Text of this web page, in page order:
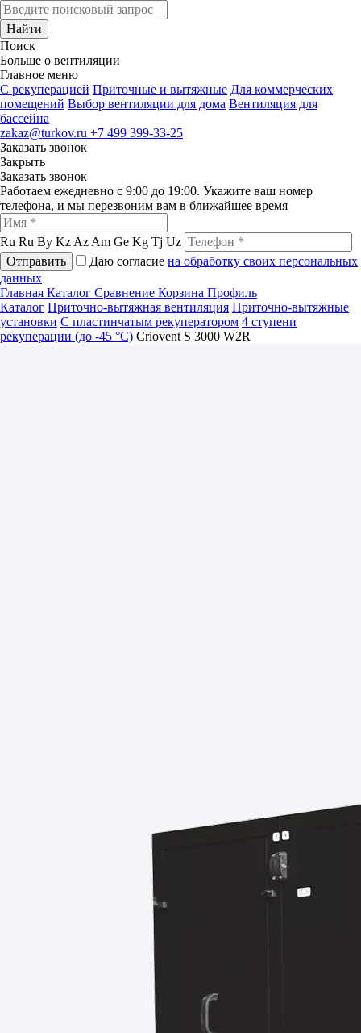
Найти
Поиск
Больше о вентиляции
Главное меню
C рекуперацией Приточные и вытяжные Для коммерческих
помещений Выбор вентиляции для дома Вентиляция для
бассейна
zakaz@turkov.ru +7 499 399-33-25
Заказать звонок
Закрыть
Заказать звонок
Работаем ежедневно с 9:00 до 19:00. Укажите ваш номер
телефона, и мы перезвоним вам в ближайшее время
Ru Ru By Kz Az Am Ge Kg Tj Uz
Отправить
Даю согласие на обработку своих персональных
данных
Главная Каталог Сравнение Корзина Профиль
Каталог Приточно-вытяжная вентиляция Приточно-вытяжные
установки С пластинчатым рекуператором 4 ступени
рекуперации (до -45 °C) Criovent S 3000 W2R